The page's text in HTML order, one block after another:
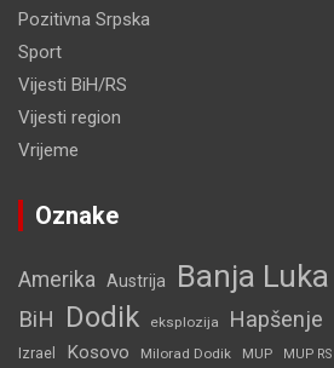
Pozitivna Srpska
Sport
Vijesti BiH/RS
Vijesti region
Vrijeme
Oznake
Amerika Austrija Banja Luka
BiH Dodik eksplozija Hapšenje
Izrael Kosovo Milorad Dodik MUP MUP RS